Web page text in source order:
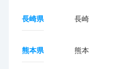
長崎県 長崎
熊本県 熊本